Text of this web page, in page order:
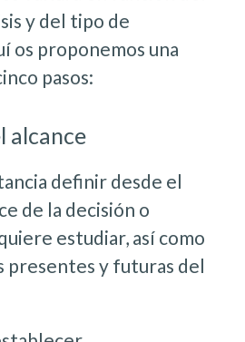
y del tipo de
os proponemos una
pasos:
alcance
definir desde el
de la decisión o
estudiar, así como
presentes y futuras del